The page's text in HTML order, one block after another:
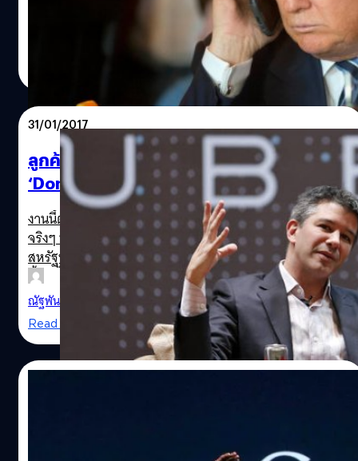
ประเด็นเรื่องความปลอดภัยของข้อมูลและความมั่นคง ทว่า
ล่าสุดดูเหมือนว่า Trump จะยอมใจอ่อนและเปลี่ยนมาใช้ไอ
| 3415 days ago
31/01/2017
ลูกค้า Uber หัวร้อนแห่ลบแอปฯ ทิ้ง เชื่อฝักไฝ่
‘Donald Trump’
งานนี้ต้องบอกว่าเป็นประเด็นร้อนที่คนทั่วโลกให้ความสนใจ
จริงๆ หลังจากที่ Donald Trump ประธานาธิบดีคนที่ 45 ของ
สหรัฐฯ ได้ลงนามคำสั่งห้ามพลเมืองจาก 7 ประเทศมุสลิม รวม
ทั้งผู้ลี้ภัยจากทุกสัญชาติเดินทางเข้าสหรัฐฯ ซึ่งสถานการณ์
ล่าสุดนั้นเหตุการณ์บานปลายต่อไปถึงกลุ่มคนขับแท็กซี่ใน
นิวยอร์กที่ออกมาประท้วงมาตรการดังกล่าวด้วยการหยุดรับ
ส่งผู้โดยสารจากสนามบิน JFK ระหว่างเวลา 18.00-19.00 น.
เมื่อวันเสาร์ที่ผ่านมา เพื่อแสดงออกเชิงสัญลักษณ์ต่อต้านการ
ตัดสินใจของ Trump
ณัฐพันธ์ ส่งวิรุฬห์| 3474 days ago
Read More